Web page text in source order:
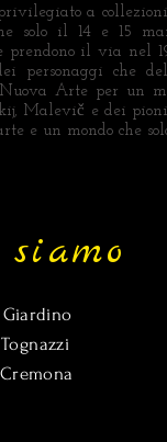
privilegiato a
solo il 14 e 15
prendono il via nel
personaggi che
Arte per un
Malevič e dei
e un mondo che